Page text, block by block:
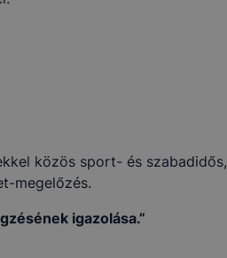
közös sport- és szabadidős,
megelőzés.
igazolása.”